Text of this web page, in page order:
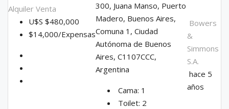
Alquiler Venta
U$S $480,000
$14,000/Expensas
300, Juana Manso, Puerto
Madero, Buenos Aires,
Comuna 1, Ciudad
Autónoma de Buenos
Aires, C1107CCC,
Argentina
Cama: 1
Toilet: 2
Bowers
&
Simmons
S.A.
hace 5
años